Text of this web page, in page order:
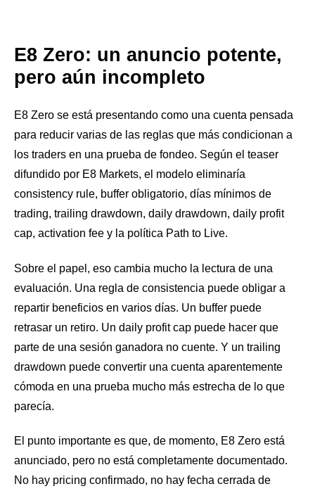
E8 Zero: un anuncio potente,
pero aún incompleto
E8 Zero se está presentando como una cuenta pensada
para reducir varias de las reglas que más condicionan a
los traders en una prueba de fondeo. Según el teaser
difundido por E8 Markets, el modelo eliminaría
consistency rule, buffer obligatorio, días mínimos de
trading, trailing drawdown, daily drawdown, daily profit
cap, activation fee y la política Path to Live.
Sobre el papel, eso cambia mucho la lectura de una
evaluación. Una regla de consistencia puede obligar a
repartir beneficios en varios días. Un buffer puede
retrasar un retiro. Un daily profit cap puede hacer que
parte de una sesión ganadora no cuente. Y un trailing
drawdown puede convertir una cuenta aparentemente
cómoda en una prueba mucho más estrecha de lo que
parecía.
El punto importante es que, de momento, E8 Zero está
anunciado, pero no está completamente documentado.
No hay pricing confirmado, no hay fecha cerrada de